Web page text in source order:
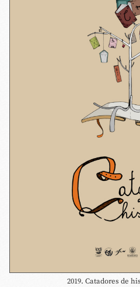
2019. Catadores de